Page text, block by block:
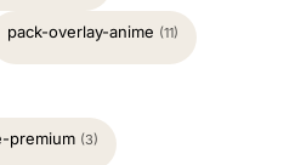
pack-overlay-anime (11)
premium (3)